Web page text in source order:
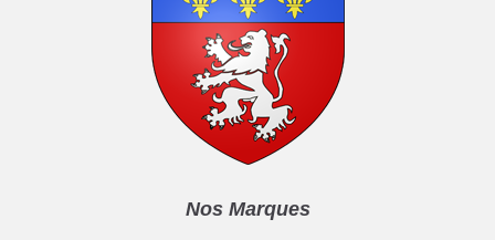
Nos Marques